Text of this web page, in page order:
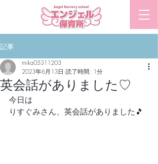
​エンジェル保育所
記事
英会話がありました♡
mika05311203
2023年6月13日 読了時間: 1分
今日は
りすぐみさん、英会話がありました🎵